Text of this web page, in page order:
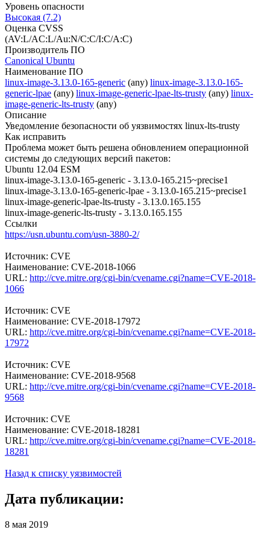
Уровень опасности
Высокая (7.2)
Оценка CVSS
(AV:L/AC:L/Au:N/C:C/I:C/A:C)
Производитель ПО
Canonical Ubuntu
Наименование ПО
linux-image-3.13.0-165-generic (any) linux-image-3.13.0-165-
generic-lpae (any) linux-image-generic-lpae-lts-trusty (any) linux-
image-generic-lts-trusty (any)
Описание
Уведомление безопасности об уязвимостях linux-lts-trusty
Как исправить
Проблема может быть решена обновлением операционной
системы до следующих версий пакетов:
Ubuntu 12.04 ESM
linux-image-3.13.0-165-generic - 3.13.0-165.215~precise1
linux-image-3.13.0-165-generic-lpae - 3.13.0-165.215~precise1
linux-image-generic-lpae-lts-trusty - 3.13.0.165.155
linux-image-generic-lts-trusty - 3.13.0.165.155
Ссылки
https://usn.ubuntu.com/usn-3880-2/
Источник: CVE
Наименование: CVE-2018-1066
URL: http://cve.mitre.org/cgi-bin/cvename.cgi?name=CVE-2018-
1066
Источник: CVE
Наименование: CVE-2018-17972
URL: http://cve.mitre.org/cgi-bin/cvename.cgi?name=CVE-2018-
17972
Источник: CVE
Наименование: CVE-2018-9568
URL: http://cve.mitre.org/cgi-bin/cvename.cgi?name=CVE-2018-
9568
Источник: CVE
Наименование: CVE-2018-18281
URL: http://cve.mitre.org/cgi-bin/cvename.cgi?name=CVE-2018-
18281
Назад к списку уязвимостей
Дата публикации:
8 мая 2019